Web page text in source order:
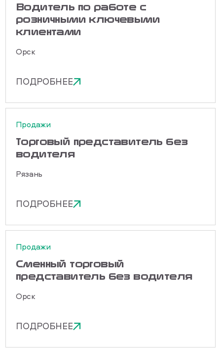
Водитель по работе с
розничными ключевыми
клиентами
Орск
ПОДРОБНЕЕ
Продажи
Торговый представитель без
водителя
Рязань
ПОДРОБНЕЕ
Продажи
Сменный торговый
представитель без водителя
Орск
ПОДРОБНЕЕ